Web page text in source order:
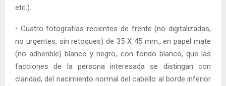
etc.).
• Cuatro fotografías recientes de frente (no digitalizadas,
no urgentes, sin retoques) de 35 X 45 mm., en papel mate
(no adherible) blanco y negro, con fondo blanco, que las
facciones de la persona interesada se distingan con
claridad, del nacimiento normal del cabello al borde inferior